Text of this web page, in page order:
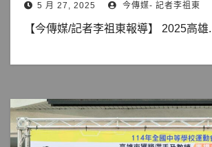
5 月 27, 2025 今傳媒- 記者李祖東
【今傳媒/記者李祖東報導】 2025高雄